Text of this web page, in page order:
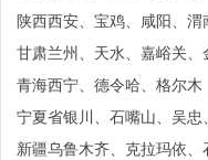
陕西西安、宝鸡、咸阳、
甘肃兰州、天水、嘉峪关
青海西宁、德令哈、格尔木
宁夏省银川、石嘴山、吴忠
新疆乌鲁木齐、克拉玛依